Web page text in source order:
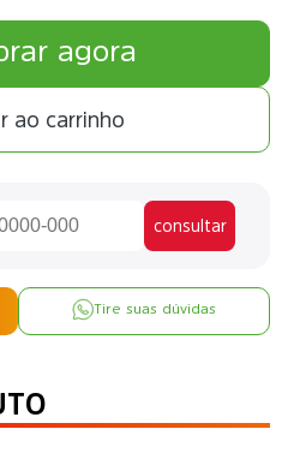
ao carrinho
agora
consultar
Tire suas dúvidas